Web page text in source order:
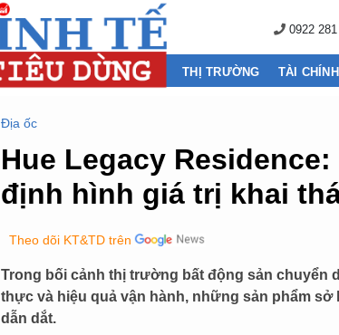
0922
THỊ TRƯỜNG TÀI CHÍNH
Địa ốc
Hue Legacy
định hình giá trị khai
Theo dõi KT&TD trên
Trong bối cảnh thị trường bất động sản chuyển
thực và hiệu quả vận hành, những sản phẩm
dẫn dắt.